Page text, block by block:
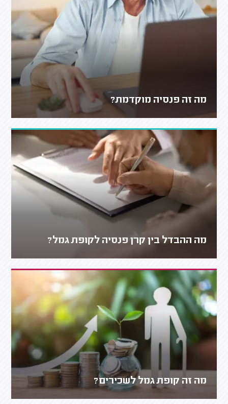
מה זה פנסיה מוקדמת?
מה ההבדל בין קרן פנסיה לקופת גמל?
מה זה קופת גמל לשכירים?